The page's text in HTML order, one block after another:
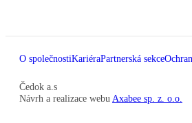
O společnostiKariéraPartnerská sekce
Čedok a.s
Návrh a realizace webu Axabee sp. z. o.o.